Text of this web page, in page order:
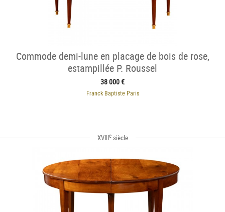
Commode demi-lune en placage de bois de rose,
estampillée P. Roussel
38 000 €
Franck Baptiste Paris
XVIIIesiècle